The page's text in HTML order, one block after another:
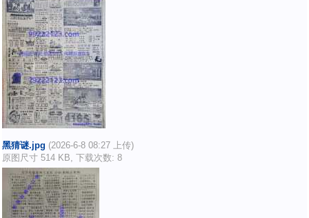
黑猜谜.jpg (2026-6-8 08:27 上传)
原图尺寸 514 KB, 下载次数: 8